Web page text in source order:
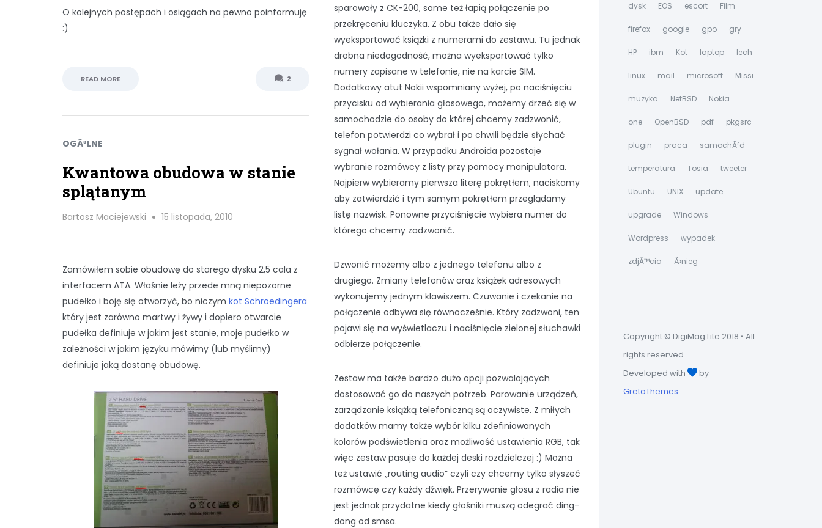
O kolejnych postępach i osiągach na pewno poinformuję
:)
READ MORE 2
sparowały z CK-200, same też łapią połączenie po
przekręceniu kluczyka. Z obu także dało się
wyeksportować książki z numerami do zestawu. Tu jednak
drobna niedogodność, można wyeksportować tylko
numery zapisane w telefonie, nie na karcie SIM.
Dodatkowy atut Nokii wspomniany wyżej, po naciśnięciu
przycisku od wybierania głosowego, możemy drzeć się w
samochodzie do osoby do której chcemy zadzwonić,
telefon potwierdzi co wybrał i po chwili będzie słychać
sygnał wołania. W przypadku Androida pozostaje
wybranie rozmówcy z listy przy pomocy manipulatora.
Najpierw wybieramy pierwsza literę pokrętłem, naciskamy
aby zatwierdzić i tym samym pokrętłem przeglądamy
listę nazwisk. Ponowne przyciśnięcie wybiera numer do
którego chcemy zadzwonić.
Dzwonić możemy albo z jednego telefonu albo z
drugiego. Zmiany telefonów oraz książek adresowych
wykonujemy jednym klawiszem. Czuwanie i czekanie na
połączenie odbywa się równocześnie. Który zadzwoni, ten
pojawi się na wyświetlaczu i naciśnięcie zielonej słuchawki
odbierze połączenie.
Zestaw ma także bardzo dużo opcji pozwalających
dostosować go do naszych potrzeb. Parowanie urządzeń,
zarządzanie książką telefoniczną są oczywiste. Z miłych
dodatków mamy także wybór kilku zdefiniowanych
kolorów podświetlenia oraz możliwość ustawienia RGB, tak
więc zestaw pasuje do każdej deski rozdzielczej :) Można
też ustawić „routing audio” czyli czy chcemy tylko słyszeć
rozmówcę czy każdy dźwięk. Przerywanie głosu z radia nie
jest jednak przydatne kiedy głośniki muszą odegrać ding-
dong od smsa.
OGÃ³LNE
Kwantowa obudowa w stanie
splątanym
Bartosz Maciejewski 15 listopada, 2010
Zamówiłem sobie obudowę do starego dysku 2,5 cala z
interfacem ATA. Właśnie leży przede mną niepozorne
pudełko i boję się otworzyć, bo niczym kot Schroedingera
który jest zarówno martwy i żywy i dopiero otwarcie
pudełka definiuje w jakim jest stanie, moje pudełko w
zależności w jakim języku mówimy (lub myślimy)
definiuje jaką dostanę obudowę.
dysk EOS escort Film
firefox google gpo gry
HP ibm Kot laptop lech
linux mail microsoft Missi
muzyka NetBSD Nokia
one OpenBSD pdf pkgsrc
plugin praca samochÃ³d
temperatura Tosia tweeter
Ubuntu UNIX update
upgrade Windows
Wordpress wypadek
zdjÄ™cia Å›nieg
Copyright © DigiMag Lite 2018 • All
rights reserved.
Developed with
by
GretaThemes